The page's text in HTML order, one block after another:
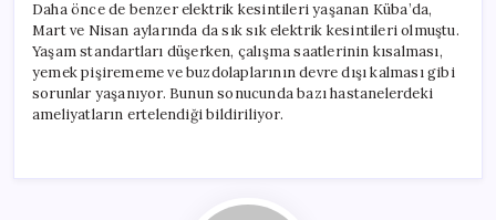
Daha önce de benzer elektrik kesintileri yaşanan Küba’da,
Mart ve Nisan aylarında da sık sık elektrik kesintileri olmuştu.
Yaşam standartları düşerken, çalışma saatlerinin kısalması,
yemek pişirememe ve buzdolaplarının devre dışı kalması gibi
sorunlar yaşanıyor. Bunun sonucunda bazı hastanelerdeki
ameliyatların ertelendiği bildiriliyor.